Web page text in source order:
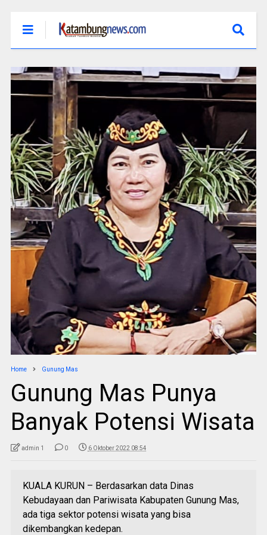
Home Gunung Mas
Gunung Mas Punya
Banyak Potensi Wisata
admin 1 0 6 Oktober 2022 08:54
KUALA KURUN – Berdasarkan data Dinas
Kebudayaan dan Pariwisata Kabupaten Gunung Mas,
ada tiga sektor potensi wisata yang bisa
dikembangkan kedepan.